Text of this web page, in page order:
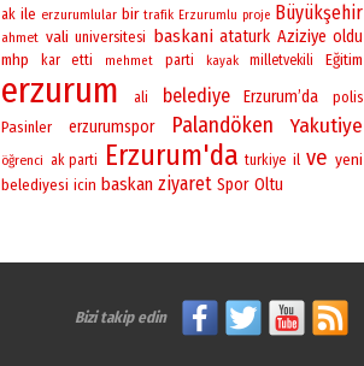
ak ile erzurumlular bir trafik Erzurumlu proje Büyükşehir
ahmet vali universitesi baskani ataturk Aziziye oldu
mhp kar etti mehmet parti kayak milletvekili Eğitim
erzurum ali belediye Erzurum’da
polis
Pasinler
erzurumspor Palandöken Yakutiye
öğrenci ak parti Erzurum'da turkiye il ve yeni
belediyesi icin baskan ziyaret Spor Oltu
Bizi takip edin